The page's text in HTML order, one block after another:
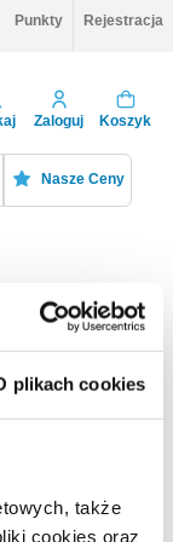
plikach cookies
także
cookies oraz
Punkty Rejestracja
Zaloguj Koszyk
Nasze Ceny
Sortuj